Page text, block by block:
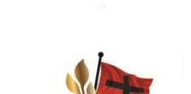
ΣΥΝΕΔΡΙΑΣΗΣ